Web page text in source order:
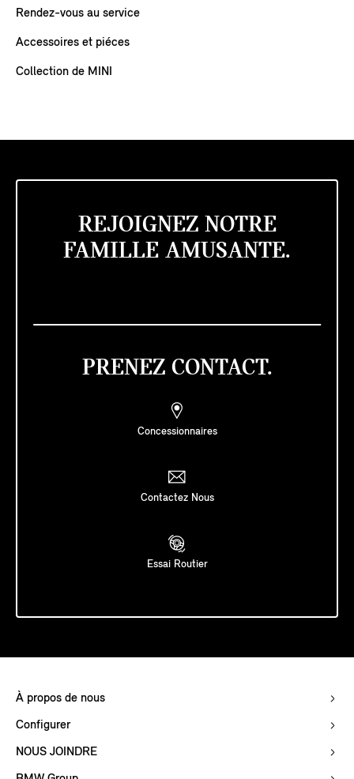
Rendez-vous au service
Accessoires et piéces
Collection de MINI
REJOIGNEZ NOTRE
FAMILLE AMUSANTE.
PRENEZ CONTACT.
Concessionnaires
Contactez Nous
Essai Routier
À propos de nous
Configurer
NOUS JOINDRE